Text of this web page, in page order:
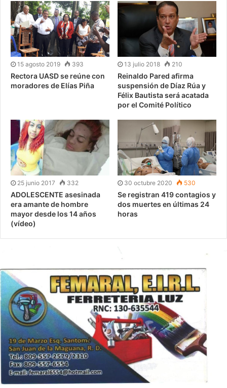
15 agosto 2019 393
Rectora UASD se reúne con
moradores de Elías Piña
13 julio 2018 210
Reinaldo Pared afirma
suspensión de Díaz Rúa y
Félix Bautista será acatada
por el Comité Político
25 junio 2017 332
ADOLESCENTE asesinada
era amante de hombre
mayor desde los 14 años
(vídeo)
30 octubre 2020 530
Se registran 419 contagios y
dos muertes en últimas 24
horas